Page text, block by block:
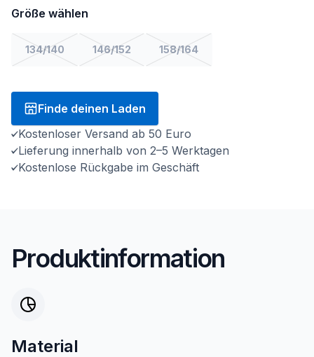
Größe wählen
134/140 146/152 158/164
Finde deinen Laden
Kostenloser Versand ab 50 Euro
Lieferung innerhalb von 2–5 Werktagen
Kostenlose Rückgabe im Geschäft
Produktinformation
Material